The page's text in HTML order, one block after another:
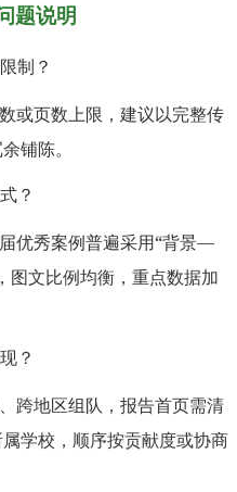
题说明
制？
或页数上限，建议以完整传
铺陈。
？
优秀案例普遍采用“背景—
文比例均衡，重点数据加
？
跨地区组队，报告首页需清
学校，顺序按贡献度或协商